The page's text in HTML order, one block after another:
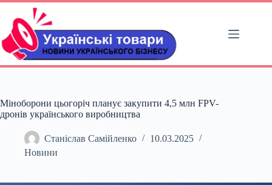
Перейти
вмісту
Міноборони цьогоріч планує закупити 4,5 млн FPV-
дронів українського виробництва
Станіслав Самійленко
10.03.2025
Новини